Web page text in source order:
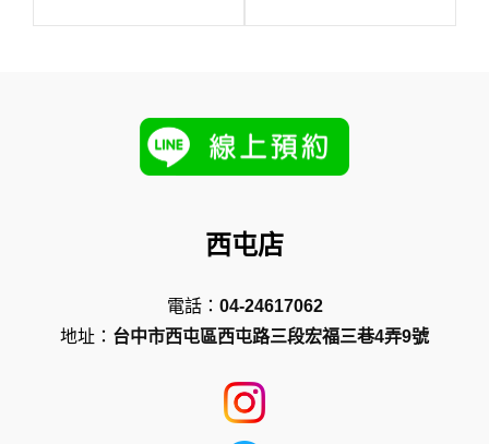
西屯店
電話： 04-24617062
地址： 台中市西屯區西屯路三段宏福三巷4弄9號